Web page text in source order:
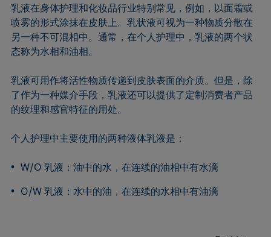
乳液在身体护理和化妆品行业特别常见，例如，以面霜或
喷雾的形式涂抹在皮肤上。乳状液可视为一种物质分散在
另一种不可混相中。通常，在个人护理中，乳液的两个状
态称为水相和油相。
乳液可用作将活性物质传递到皮肤表面的介质。但是，除
了作为一种媒介手段，乳液还可以提供了定制消费者产品
的纹理和感官特征的用处。
个人护理中主要使用的两种液体乳液是：
W/O 乳液：油中的水，在连续的油相中有水滴
O/W 乳液：水中的油，在连续的水相中有油滴